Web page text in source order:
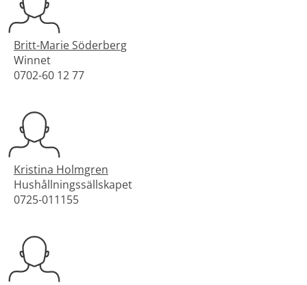
Britt-Marie Söderberg
Winnet
0702-60 12 77
Kristina Holmgren
Hushållningssällskapet
0725-011155